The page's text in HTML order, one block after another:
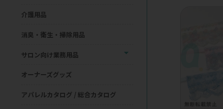
介護用品
消臭・衛生・掃除用品
サロン向け業務用品
オーナーズグッズ
アパレルカタログ / 総合カタログ